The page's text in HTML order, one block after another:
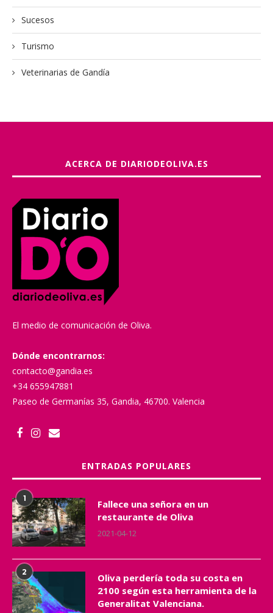
Sucesos
Turismo
Veterinarias de Gandía
ACERCA DE DIARIODEOLIVA.ES
El medio de comunicación de Oliva.
Dónde encontrarnos:
contacto@gandia.es
+34 655947881
Paseo de Germanías 35, Gandia, 46700. Valencia
ENTRADAS POPULARES
1
Fallece una señora en un
restaurante de Oliva
2021-04-12
2
Oliva perdería toda su costa en
2100 según esta herramienta de la
Generalitat Valenciana.